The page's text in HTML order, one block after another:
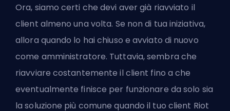
Ora, siamo certi che devi aver già riavviato il
client almeno una volta. Se non di tua iniziativa,
allora quando lo hai chiuso e avviato di nuovo
come amministratore. Tuttavia, sembra che
riavviare costantemente il client fino a che
eventualmente finisce per funzionare da solo sia
la soluzione più comune quando il tuo client Riot